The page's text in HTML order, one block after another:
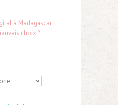
à Madagascar :
choix ?